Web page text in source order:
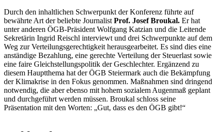
Durch den inhaltlichen Schwerpunkt der Konferenz führte auf
bewährte Art der beliebte Journalist Prof. Josef Broukal. Er hat
unter anderen ÖGB-Präsident Wolfgang Katzian und die Leitende
Sekretärin Ingrid Reischl interviewt und drei Schwerpunkte auf dem
Weg zur Verteilungsgerechtigkeit herausgearbeitet. Es sind dies eine
anständige Bezahlung, eine gerechte Verteilung der Steuerlast sowie
eine faire Gleichstellungspolitik der Geschlechter. Ergänzend zu
diesem Hauptthema hat der ÖGB Steiermark auch die Bekämpfung
der Klimakrise in den Fokus genommen. Maßnahmen sind dringend
notwendig, die aber ebenso mit hohem sozialem Augenmaß geplant
und durchgeführt werden müssen. Broukal schloss seine
Präsentation mit den Worten: „Gut, dass es den ÖGB gibt!“